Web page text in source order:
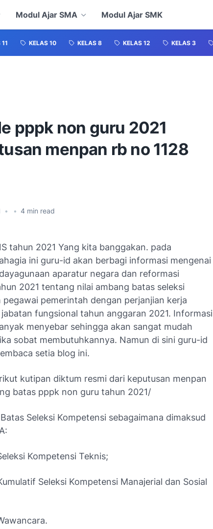
Modul Ajar SMA Modul Ajar SMK
KELAS 10 KELAS 8 KELAS 12 KELAS 3
pppk non guru 2021
menpan rb no 1128
• • 4 min read
tahun 2021 Yang kita banggakan. pada
ini guru-id akan berbagi informasi mengenai
aparatur negara dan reformasi
2021 tentang nilai ambang batas seleksi
pemerintah dengan perjanjian kerja
jabatan fungsional tahun anggaran 2021. Informasi
menyebar sehingga akan sangat mudah
sobat membutuhkannya. Namun di sini guru-id
setia blog ini.
kutipan diktum resmi dari keputusan menpan
batas pppk non guru tahun 2021/
Seleksi Kompetensi sebagaimana dimaksud
Kompetensi Teknis;
Seleksi Kompetensi Manajerial dan Sosial